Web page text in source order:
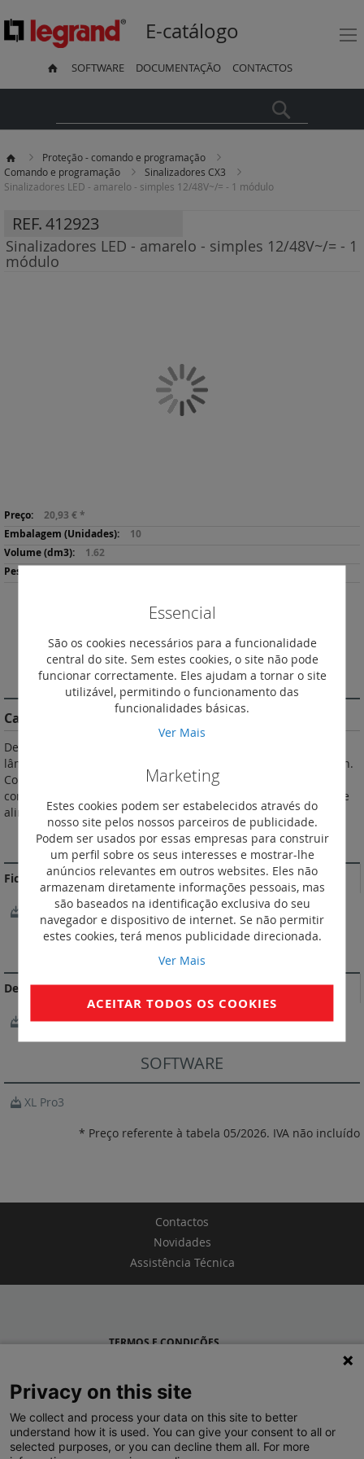
E-catálogo
SOFTWARE DOCUMENTAÇÃO CONTACTOS
Proteção - comando e programação
Comando e programação
Sinalizadores CX3
Sinalizadores LED - amarelo - simples 12/48V~/= - 1 módulo
REF.412923
Sinalizadores LED - amarelo - simples 12/48V~/= - 1
módulo
Mais
informação
20,93 € *
10
1.62
Descarregar
Ficha de Produto
para
o
início
da
DESCRIÇÃO
Características do Produto
De acordo com a norma IEC/EN 60947-5.1. Equipados com
lâmpada LED não intermutável. Duração de vida LED: 100 000 h.
Consumo LED: 0,17 W em 230 VA/ 0,11 W em 24 VA. De acordo
com a norma IEC 60947-5-1. Permitem a passagem do pente de
alimentação.
MAIS INFORMAÇÃO
Fichas Técnicas
FichaTécnica_F02023EN-02.pdf
DOCUMENTAÇÃO DE CONFORMIDADE
Declarações e certificados de conformidade
OC / CB-FR 664481
SOFTWARE
XL Pro3
* Preço referente à tabela 05/2026. IVA não incluído
Contactos
Novidades
Assistência Técnica
Essencial
São os cookies necessários para a funcionalidade
central do site. Sem estes cookies, o site não pode
funcionar correctamente. Eles ajudam a tornar o site
utilizável, permitindo o funcionamento das
funcionalidades básicas.
Ver Mais
Marketing
Estes cookies podem ser estabelecidos através do
nosso site pelos nossos parceiros de publicidade.
Podem ser usados por essas empresas para construir
um perfil sobre os seus interesses e mostrar-lhe
anúncios relevantes em outros websites. Eles não
armazenam diretamente informações pessoais, mas
são baseados na identificação exclusiva do seu
navegador e dispositivo de internet. Se não permitir
estes cookies, terá menos publicidade direcionada.
Ver Mais
ACEITAR TODOS OS COOKIES
TERMOS E CONDIÇÕES
LEGRAND PORTUGAL
GRUPO LEGRAND NO MUNDO
Privacy on this site
We collect and process your data on this site to better
understand how it is used. You can give your consent to all or
selected purposes, or you can decline them all. For more